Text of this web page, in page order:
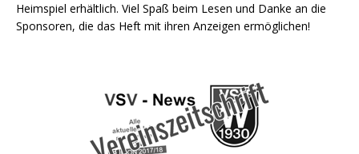
Heimspiel erhältlich. Viel Spaß beim Lesen und Danke an die
Sponsoren, die das Heft mit ihren Anzeigen ermöglichen!